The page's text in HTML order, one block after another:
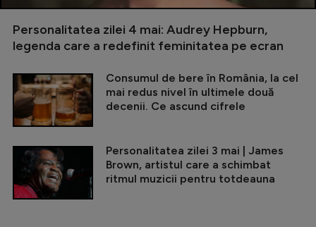
Personalitatea zilei 4 mai: Audrey Hepburn,
legenda care a redefinit feminitatea pe ecran
Consumul de bere în România, la cel
mai redus nivel în ultimele două
decenii. Ce ascund cifrele
Personalitatea zilei 3 mai | James
Brown, artistul care a schimbat
ritmul muzicii pentru totdeauna